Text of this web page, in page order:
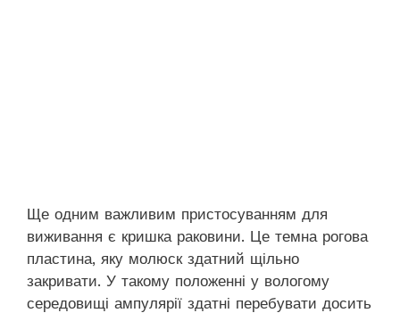
Ще одним важливим пристосуванням для
виживання є кришка раковини. Це темна рогова
пластина, яку молюск здатний щільно
закривати. У такому положенні у вологому
середовищі ампулярії здатні перебувати досить